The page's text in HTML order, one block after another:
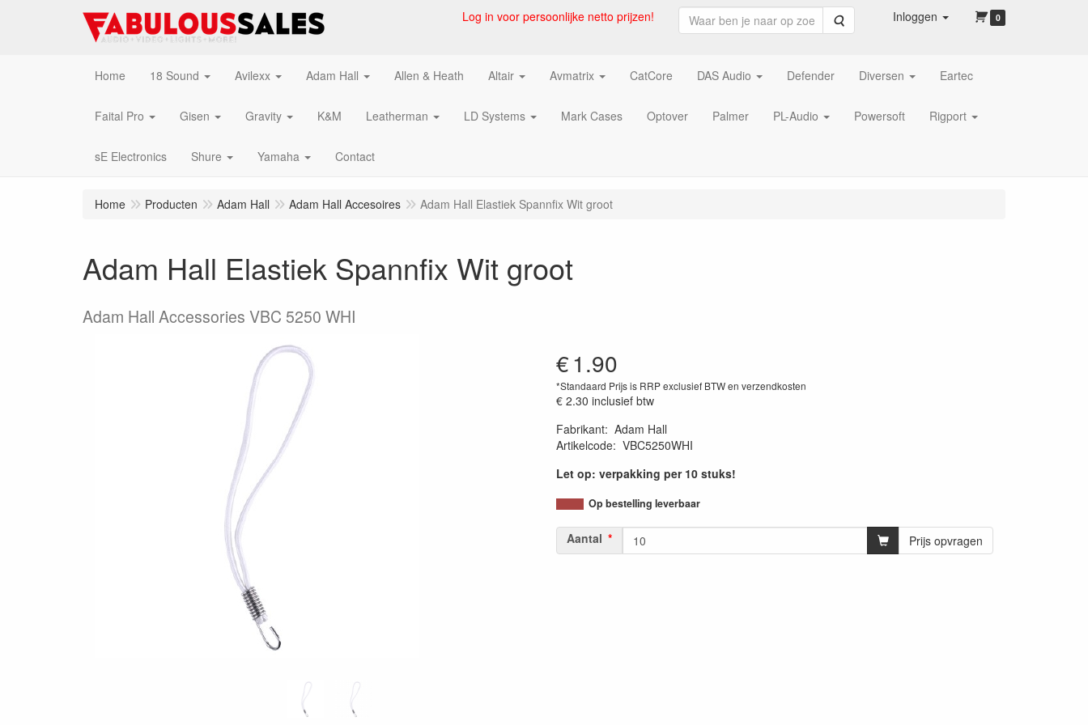
Log in voor persoonlijke netto prijzen! Zoeken Inloggen 0
Home 18 Sound Avilexx Adam Hall Allen & Heath Altair Avmatrix CatCore DAS Audio Defender Diversen Eartec
Faital Pro Gisen Gravity K&M Leatherman LD Systems Mark Cases Optover Palmer PL-Audio Powersoft Rigport
sE Electronics Shure Yamaha Contact
Home Producten Adam Hall Adam Hall Accesoires Adam Hall Elastiek Spannfix Wit groot
Adam Hall Elastiek Spannfix Wit groot
Adam Hall Accessories VBC 5250 WHI
€1.90
*Standaard Prijs is RRP exclusief BTW en verzendkosten
€ 2.30 inclusief btw
Fabrikant: Adam Hall
Artikelcode: VBC5250WHI
Let op: verpakking per 10 stuks!
Op bestelling leverbaar
Aantal Prijs opvragen